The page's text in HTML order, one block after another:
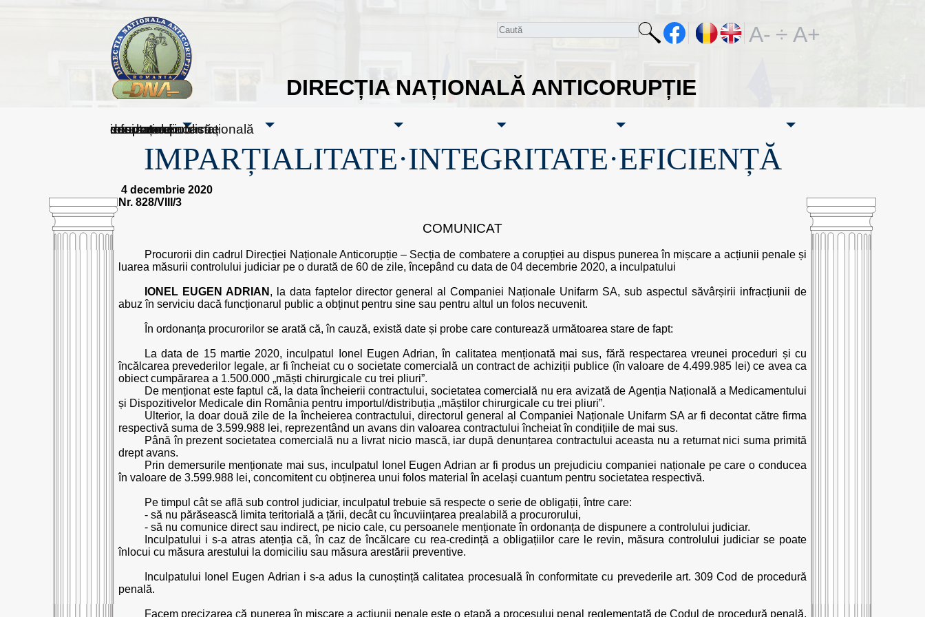
DIRECȚIA NAȚIONALĂ ANTICORUPȚIE
A- ÷ A+
sesizați-ne
despre noi
rezultatele noastre
mass media
informare publică
cooperare internațională
IMPARȚIALITATE·INTEGRITATE·EFICIENȚĂ
4 decembrie 2020
Nr. 828/VIII/3
COMUNICAT
Procurorii din cadrul Direcției Naționale Anticorupție – Secția de combatere a corupției au dispus punerea în mișcare a acțiunii penale și
luarea măsurii controlului judiciar pe o durată de 60 de zile, începând cu data de 04 decembrie 2020, a inculpatului
IONEL EUGEN ADRIAN , la data faptelor director general al Companiei Naționale Unifarm SA, sub aspectul săvârșirii infracțiunii de
abuz în serviciu dacă funcționarul public a obținut pentru sine sau pentru altul un folos necuvenit.
În ordonanța procurorilor se arată că, în cauză, există date și probe care conturează următoarea stare de fapt:
La data de 15 martie 2020, inculpatul Ionel Eugen Adrian, în calitatea menționată mai sus, fără respectarea vreunei proceduri și cu
încălcarea prevederilor legale, ar fi încheiat cu o societate comercială un contract de achiziții publice (în valoare de 4.499.985 lei) ce avea ca
obiect cumpărarea a 1.500.000 „măști chirurgicale cu trei pliuri”.
De menționat este faptul că, la data încheierii contractului, societatea comercială nu era avizată de Agenția Națională a Medicamentului
și Dispozitivelor Medicale din România pentru importul/distribuția „măștilor chirurgicale cu trei pliuri”.
Ulterior, la doar două zile de la încheierea contractului, directorul general al Companiei Naționale Unifarm SA ar fi decontat către firma
respectivă suma de 3.599.988 lei, reprezentând un avans din valoarea contractului încheiat în condițiile de mai sus.
Până în prezent societatea comercială nu a livrat nicio mască, iar după denunțarea contractului aceasta nu a returnat nici suma primită
drept avans.
Prin demersurile menționate mai sus, inculpatul Ionel Eugen Adrian ar fi produs un prejudiciu companiei naționale pe care o conducea
în valoare de 3.599.988 lei, concomitent cu obținerea unui folos material în același cuantum pentru societatea respectivă.
Pe timpul cât se află sub control judiciar, inculpatul trebuie să respecte o serie de obligații, între care:
- să nu părăsească limita teritorială a țării, decât cu încuviințarea prealabilă a procurorului,
- să nu comunice direct sau indirect, pe nicio cale, cu persoanele menționate în ordonanța de dispunere a controlului judiciar.
Inculpatului i s-a atras atenția că, în caz de încălcare cu rea-credință a obligațiilor care le revin, măsura controlului judiciar se poate
înlocui cu măsura arestului la domiciliu sau măsura arestării preventive.
Inculpatului Ionel Eugen Adrian i s-a adus la cunoștință calitatea procesuală în conformitate cu prevederile art. 309 Cod de procedură
penală.
Facem precizarea că punerea în mișcare a acțiunii penale este o etapă a procesului penal reglementată de Codul de procedură penală,